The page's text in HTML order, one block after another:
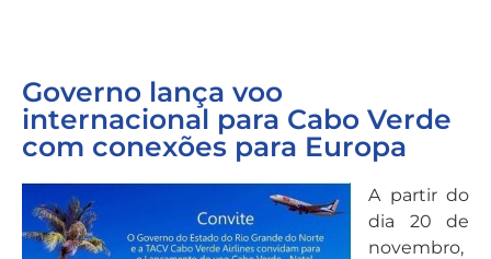
Governo lança voo
internacional para Cabo Verde
com conexões para Europa
A partir do
dia 20 de
novembro,